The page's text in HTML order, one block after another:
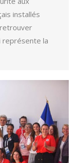
installés
retrouver
représente la